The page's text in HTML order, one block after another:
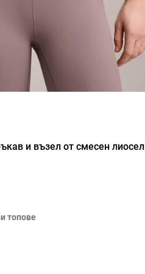
и възел от смесен лиосел
топове